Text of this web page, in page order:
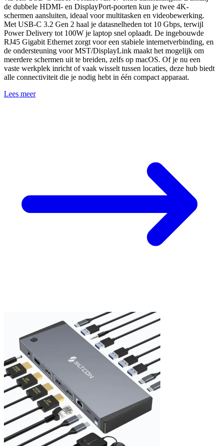
de dubbele HDMI- en DisplayPort-poorten kun je twee 4K-
schermen aansluiten, ideaal voor multitasken en videobewerking.
Met USB-C 3.2 Gen 2 haal je datasnelheden tot 10 Gbps, terwijl
Power Delivery tot 100W je laptop snel oplaadt. De ingebouwde
RJ45 Gigabit Ethernet zorgt voor een stabiele internetverbinding, en
de ondersteuning voor MST/DisplayLink maakt het mogelijk om
meerdere schermen uit te breiden, zelfs op macOS. Of je nu een
vaste werkplek inricht of vaak wisselt tussen locaties, deze hub biedt
alle connectiviteit die je nodig hebt in één compact apparaat.
Lees meer